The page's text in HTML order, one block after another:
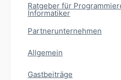
Ratgeber für
Informatiker
Partnerunternehmen
Allgemein
Gastbeiträge